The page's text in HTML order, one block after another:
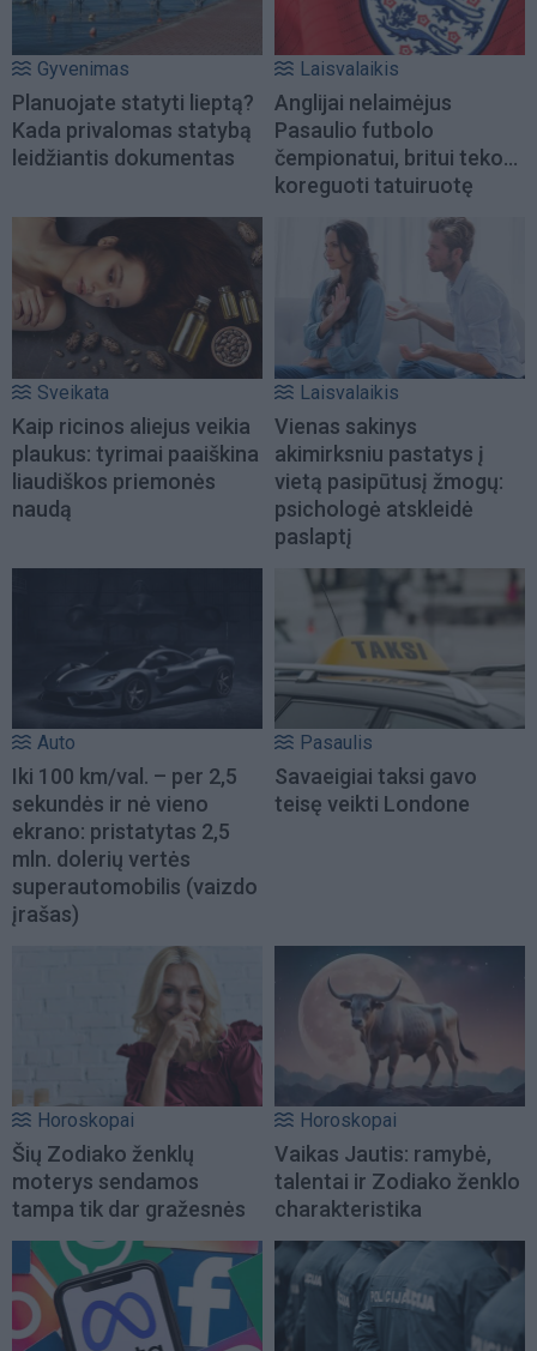
Gyvenimas
Planuojate statyti lieptą?
Kada privalomas statybą
leidžiantis dokumentas
Laisvalaikis
Anglijai nelaimėjus
Pasaulio futbolo
čempionatui, britui teko...
koreguoti tatuiruotę
Sveikata
Kaip ricinos aliejus veikia
plaukus: tyrimai paaiškina
liaudiškos priemonės
naudą
Laisvalaikis
Vienas sakinys
akimirksniu pastatys į
vietą pasipūtusį žmogų:
psichologė atskleidė
paslaptį
Auto
Iki 100 km/val. – per 2,5
sekundės ir nė vieno
ekrano: pristatytas 2,5
mln. dolerių vertės
superautomobilis (vaizdo
įrašas)
Pasaulis
Savaeigiai taksi gavo
teisę veikti Londone
Horoskopai
Šių Zodiako ženklų
moterys sendamos
tampa tik dar gražesnės
Horoskopai
Vaikas Jautis: ramybė,
talentai ir Zodiako ženklo
charakteristika